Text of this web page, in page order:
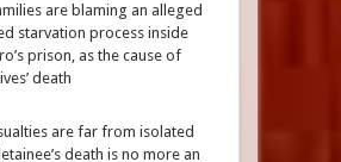
are blaming an alleged
starvation process inside
prison, as the cause of
death
are far from isolated
death is no more an